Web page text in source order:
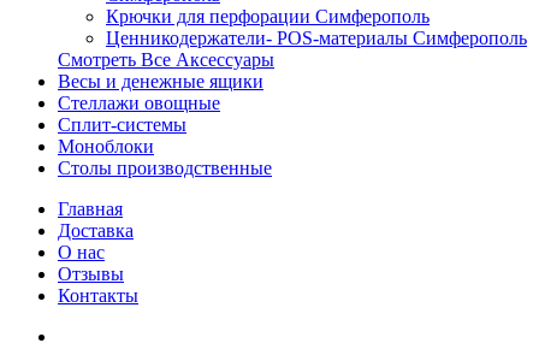
Крючки для перфорации Симферополь
Ценникодержатели- POS-материалы Симферополь
Смотреть Все Аксессуары
Весы и денежные ящики
Стеллажи овощные
Сплит-системы
Моноблоки
Столы производственные
Главная
Доставка
О нас
Отзывы
Контакты